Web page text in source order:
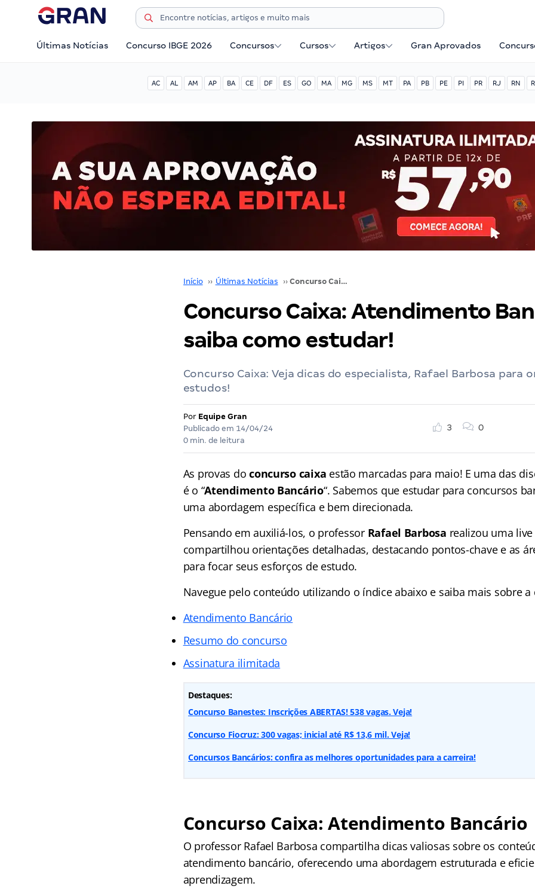
Últimas Notícias Concurso IBGE 2026 Concursos Cursos Artigos Gran Aprovados
AC AL AM AP BA CE DF ES GO MA MG MS MT PA PB PE PI PR RJ RN
Início ›› Últimas Notícias ›› Concurso Caixa: Atendimento Bancário, saiba como estudar!
Concurso Caixa: Atendimento
saiba como estudar!
Concurso Caixa: Veja dicas do especialista, Rafael Barbosa para
estudos!
Por Equipe Gran
Publicado em 14/04/24
0 min. de leitura
3 0
As provas doconcurso caixa estão marcadas para maio! E uma das
é o “Atendimento Bancário“. Sabemos que estudar para concursos
uma abordagem específica e bem direcionada.
Pensando em auxiliá-los, o professor Rafael Barbosa realizou uma
compartilhou orientações detalhadas, destacando pontos-chave e as
para focar seus esforços de estudo.
Navegue pelo conteúdo utilizando o índice abaixo e saiba mais sobre
Atendimento Bancário
Resumo do concurso
Assinatura ilimitada
Destaques:
Concurso Banestes: Inscrições ABERTAS! 538 vagas. Veja!
Concurso Fiocruz: 300 vagas; inicial até R$ 13,6 mil. Veja!
Concursos Bancários: confira as melhores oportunidades para a carreira!
Concurso Caixa: Atendimento Bancário
O professor Rafael Barbosa compartilha dicas valiosas sobre os
atendimento bancário, oferecendo uma abordagem estruturada e
aprendizagem.